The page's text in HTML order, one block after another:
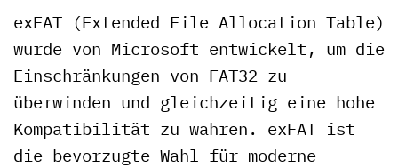
exFAT (Extended File Allocation Table)
wurde von Microsoft entwickelt, um die
Einschränkungen von FAT32 zu
überwinden und gleichzeitig eine hohe
Kompatibilität zu wahren. exFAT ist
die bevorzugte Wahl für moderne